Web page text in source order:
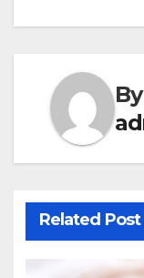
By
Related Post